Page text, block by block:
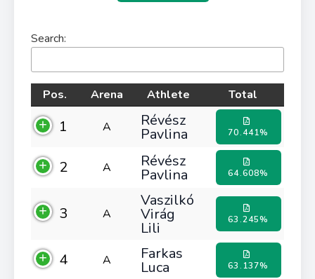
Search:
Pos. Arena Athlete Total
1 A Révész
Pavlina 70.441%
2 A Révész
Pavlina 64.608%
3 A
Vaszilkó
Virág
Lili 63.245%
4 A Farkas
Luca 63.137%